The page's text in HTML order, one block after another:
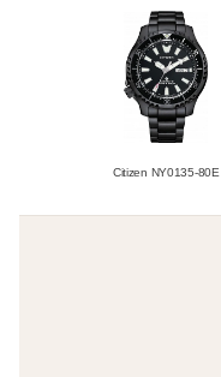
Citizen NY0135-80E